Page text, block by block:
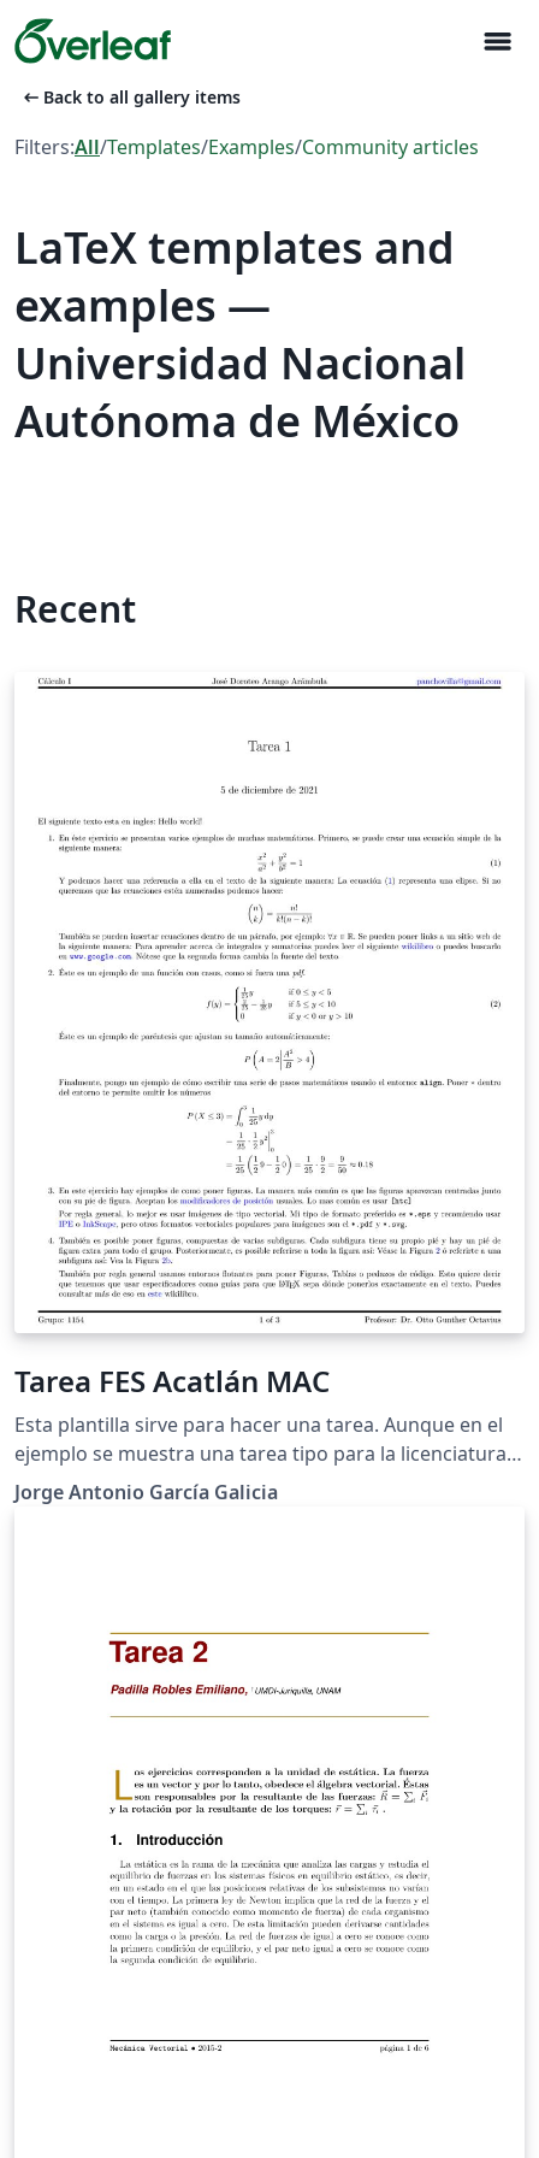
menu
arrow_left_alt Back to all gallery items
Filters:All/Templates/Examples/Community articles
LaTeX templates and
examples —
Universidad Nacional
Autónoma de México
Recent
Tarea FES Acatlán MAC
Esta plantilla sirve para hacer una tarea. Aunque en el
ejemplo se muestra una tarea tipo para la licenciatura
en Matemáticas Aplicadas y Computación de la FES
Acatlán, todo esto puede ser editado por lo que en
matemáticas y computación. De aquellas que se suelen
entregar cada semana. Con eso en mente la plantilla es
muy simple: No hay página de portada Usa el modo de
página sencilla (probablemente le pongas un clip o una
usando márgenes muy pequeños En los márgenes hay
datos básicos (Nombre, email, profesor, grupo, número
de página) La bibliografía se imprime al final del último
ejercicio ocupando el mínimo espacio posible Además,
la plantilla incluye ejemplo de uso de todos los casos
típicos que se me ocurrieron: Insertar ecuaciones de
todo tipo. Poner links, hacer citas y referencias (a otros
elementos del texto). Usar figuras y subfiguras Incluir
primordialmente implementada en el archivo tarea.tex,
Jorge Antonio García Galicia